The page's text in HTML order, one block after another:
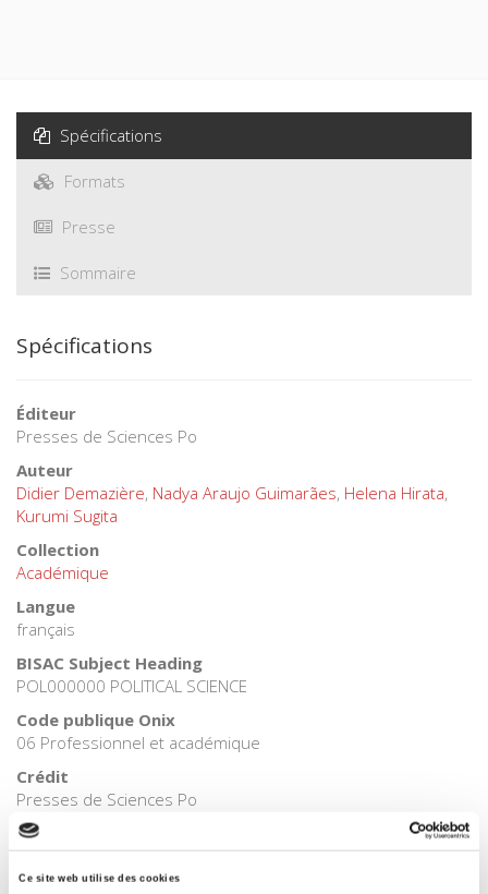
Ce site web utilise des cookies
Spécifications
Formats
Presse
Sommaire
Spécifications
Éditeur
Presses de Sciences Po
Auteur
Didier Demazière, Nadya Araujo Guimarães, Helena Hirata,
Kurumi Sugita
Collection
Académique
Langue
français
BISAC Subject Heading
POL000000 POLITICAL SCIENCE
Code publique Onix
06 Professionnel et académique
Crédit
Presses de Sciences Po
Date de première publication du titre
04 mars 2013